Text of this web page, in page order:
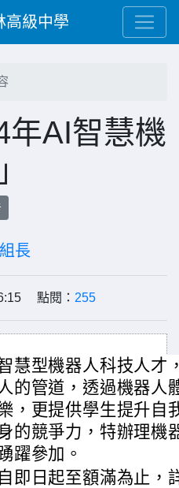
高級中學
年AI智慧機
長
點閱： 255
慧型機器人科技人才
的管道，透過機器人
，更提供學生提升自
的競爭力，特辦理機
躍參加。
即日起至額滿為止，